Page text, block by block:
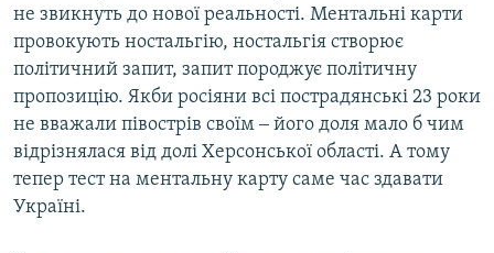
не звикнуть до нової реальності. Ментальні карти
провокують ностальгію, ностальгія створює
політичний запит, запит породжує політичну
пропозицію. Якби росіяни всі пострадянські 23 роки
не вважали півострів своїм ‒ його доля мало б чим
відрізнялася від долі Херсонської області. А тому
тепер тест на ментальну карту саме час здавати
Україні.